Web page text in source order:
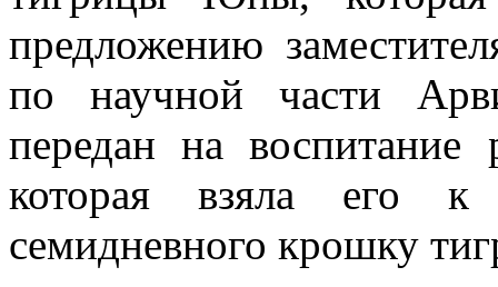
предложению
по научной части
передан на воспитание
которая взяла его
семидневного крошку